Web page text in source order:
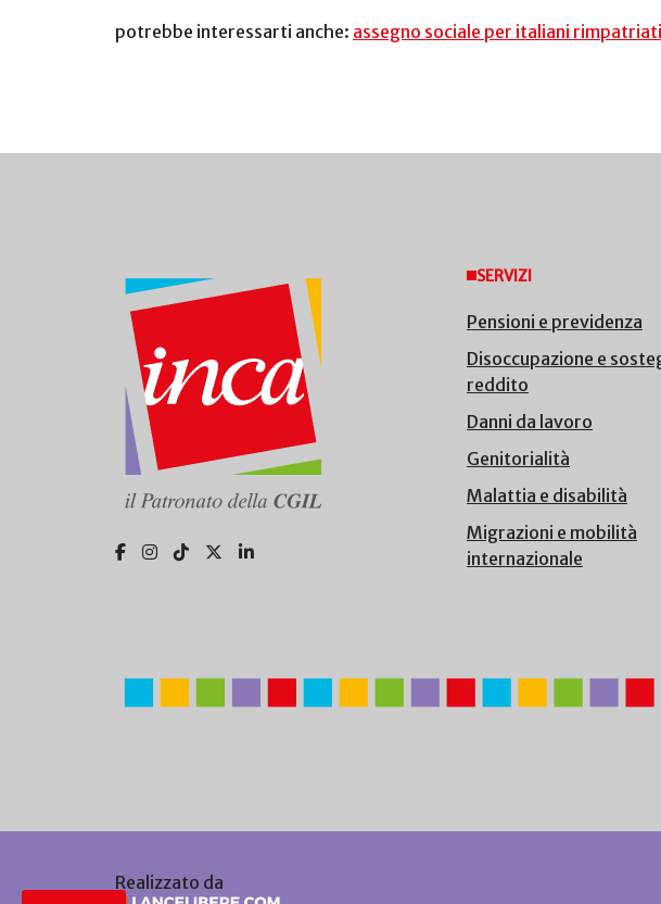
potrebbe interessarti anche: assegno sociale per italiani rimpatriati
SERVIZI
Pensioni e previdenza
Disoccupazione e
reddito
Danni da lavoro
Genitorialità
Malattia e disabilità
Migrazioni e mobilità
internazionale
Realizzato da